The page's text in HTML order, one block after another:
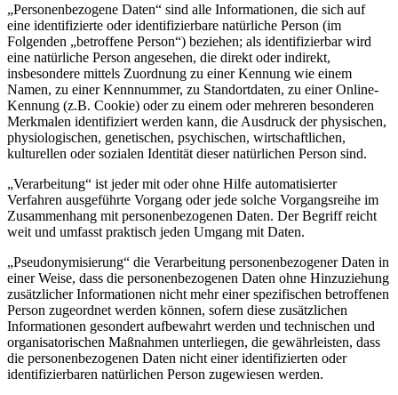
„Personenbezogene Daten“ sind alle Informationen, die sich auf
eine identifizierte oder identifizierbare natürliche Person (im
Folgenden „betroffene Person“) beziehen; als identifizierbar wird
eine natürliche Person angesehen, die direkt oder indirekt,
insbesondere mittels Zuordnung zu einer Kennung wie einem
Namen, zu einer Kennnummer, zu Standortdaten, zu einer Online-
Kennung (z.B. Cookie) oder zu einem oder mehreren besonderen
Merkmalen identifiziert werden kann, die Ausdruck der physischen,
physiologischen, genetischen, psychischen, wirtschaftlichen,
kulturellen oder sozialen Identität dieser natürlichen Person sind.
„Verarbeitung“ ist jeder mit oder ohne Hilfe automatisierter
Verfahren ausgeführte Vorgang oder jede solche Vorgangsreihe im
Zusammenhang mit personenbezogenen Daten. Der Begriff reicht
weit und umfasst praktisch jeden Umgang mit Daten.
„Pseudonymisierung“ die Verarbeitung personenbezogener Daten in
einer Weise, dass die personenbezogenen Daten ohne Hinzuziehung
zusätzlicher Informationen nicht mehr einer spezifischen betroffenen
Person zugeordnet werden können, sofern diese zusätzlichen
Informationen gesondert aufbewahrt werden und technischen und
organisatorischen Maßnahmen unterliegen, die gewährleisten, dass
die personenbezogenen Daten nicht einer identifizierten oder
identifizierbaren natürlichen Person zugewiesen werden.